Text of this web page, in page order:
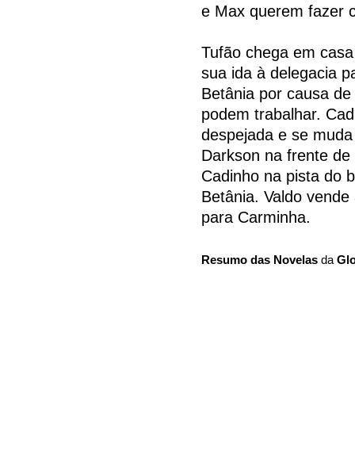
e Max querem fazer
Tufão chega em
sua ida à delegacia
Betânia por causa
podem trabalhar.
despejada e se
Darkson na frente
Cadinho na pista do
Betânia. Valdo
para Carminha.
Resumo das Novelas da